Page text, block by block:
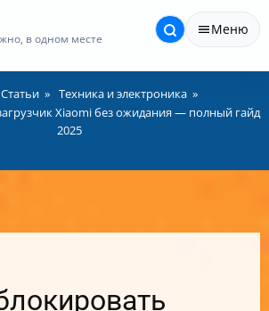
в одном месте
Меню
Статьи
Техника и электроника
Xiaomi без ожидания — полный гайд
2025